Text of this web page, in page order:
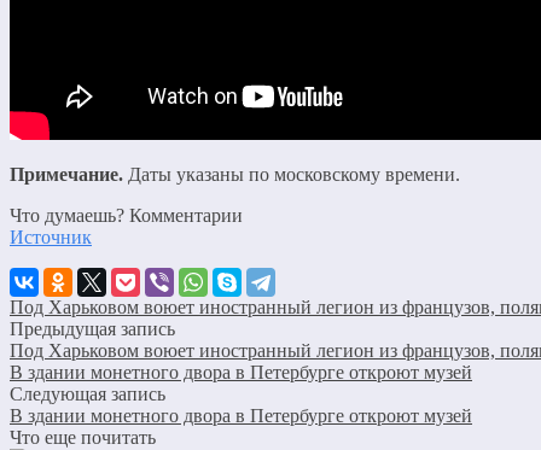
Примечание. Даты указаны по московскому времени.
Что думаешь? Комментарии
Источник
Под Харьковом воюет иностранный легион из французов,
Предыдущая запись
Под Харьковом воюет иностранный легион из французов,
В здании монетного двора в Петербурге откроют музей
Следующая запись
В здании монетного двора в Петербурге откроют музей
Что еще почитать